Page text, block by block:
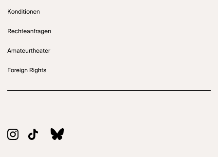
Konditionen
Rechteanfragen
Amateurtheater
Foreign Rights